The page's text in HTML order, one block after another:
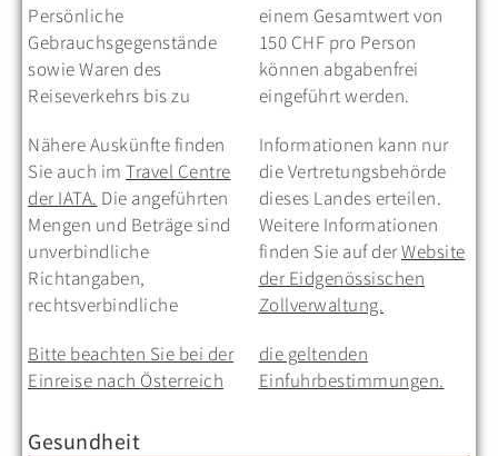
Persönliche
Gebrauchsgegenstände
sowie Waren des
Reiseverkehrs bis zu
einem Gesamtwert von
150 CHF pro Person
können abgabenfrei
eingeführt werden.
Nähere Auskünfte finden
Sie auch im Travel Centre
der IATA. Die angeführten
Mengen und Beträge sind
unverbindliche
Richtangaben,
rechtsverbindliche
Informationen kann nur
die Vertretungsbehörde
dieses Landes erteilen.
Weitere Informationen
finden Sie auf derWebsite
der Eidgenössischen
Zollverwaltung.
Bitte beachten Sie bei der
Einreise nach Österreich
die geltenden
Einfuhrbestimmungen.
Gesundheit